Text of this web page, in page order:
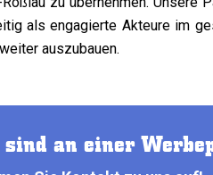
als engagierte Akteure im
auszubauen.
sind an einer